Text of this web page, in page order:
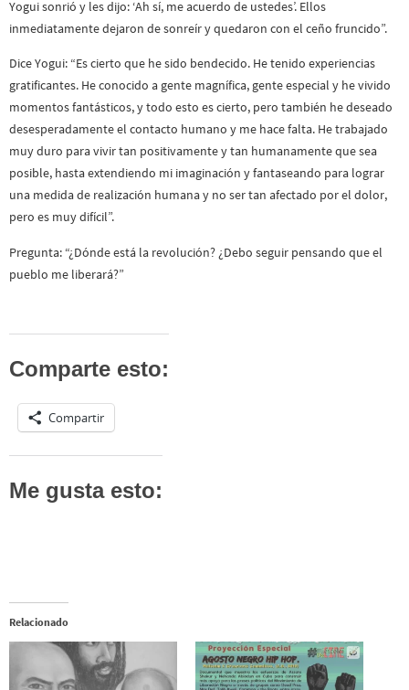
Yogui sonrió y les dijo: ‘Ah sí, me acuerdo de ustedes’. Ellos
inmediatamente dejaron de sonreír y quedaron con el ceño fruncido”.
Dice Yogui: “Es cierto que he sido bendecido. He tenido experiencias
gratificantes. He conocido a gente magnífica, gente especial y he vivido
momentos fantásticos, y todo esto es cierto, pero también he deseado
desesperadamente el contacto humano y me hace falta. He trabajado
muy duro para vivir tan positivamente y tan humanamente que sea
posible, hasta extendiendo mi imaginación y fantaseando para lograr
una medida de realización humana y no ser tan afectado por el dolor,
pero es muy difícil”.
Pregunta: “¿Dónde está la revolución? ¿Debo seguir pensando que el
pueblo me liberará?”
Comparte esto:
Compartir
Me gusta esto:
Relacionado